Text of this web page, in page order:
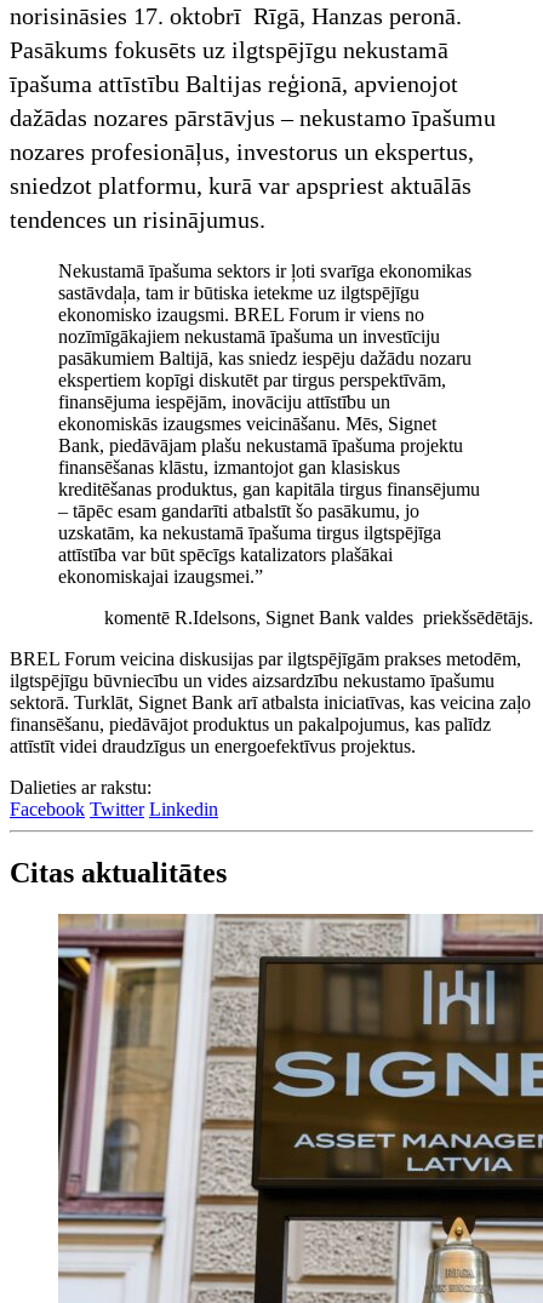
norisināsies 17. oktobrī Rīgā, Hanzas peronā.
Pasākums fokusēts uz ilgtspējīgu nekustamā
īpašuma attīstību Baltijas reģionā, apvienojot
dažādas nozares pārstāvjus – nekustamo īpašumu
nozares profesionāļus, investorus un ekspertus,
sniedzot platformu, kurā var apspriest aktuālās
tendences un risinājumus.
Nekustamā īpašuma sektors ir ļoti svarīga ekonomikas
sastāvdaļa, tam ir būtiska ietekme uz ilgtspējīgu
ekonomisko izaugsmi. BREL Forum ir viens no
nozīmīgākajiem nekustamā īpašuma un investīciju
pasākumiem Baltijā, kas sniedz iespēju dažādu nozaru
ekspertiem kopīgi diskutēt par tirgus perspektīvām,
finansējuma iespējām, inovāciju attīstību un
ekonomiskās izaugsmes veicināšanu. Mēs, Signet
Bank, piedāvājam plašu nekustamā īpašuma projektu
finansēšanas klāstu, izmantojot gan klasiskus
kreditēšanas produktus, gan kapitāla tirgus finansējumu
– tāpēc esam gandarīti atbalstīt šo pasākumu, jo
uzskatām, ka nekustamā īpašuma tirgus ilgtspējīga
attīstība var būt spēcīgs katalizators plašākai
ekonomiskajai izaugsmei.”
komentē R.Idelsons, Signet Bank valdes priekšsēdētājs.
BREL Forum veicina diskusijas par ilgtspējīgām prakses metodēm,
ilgtspējīgu būvniecību un vides aizsardzību nekustamo īpašumu
sektorā. Turklāt, Signet Bank arī atbalsta iniciatīvas, kas veicina zaļo
finansēšanu, piedāvājot produktus un pakalpojumus, kas palīdz
attīstīt videi draudzīgus un energoefektīvus projektus.
Dalieties ar rakstu:
Facebook Twitter Linkedin
Citas aktualitātes